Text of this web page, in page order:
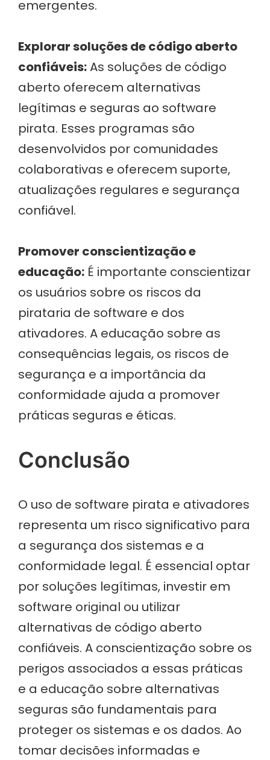
emergentes.
Explorar soluções de código aberto
confiáveis:As soluções de código
aberto oferecem alternativas
legítimas e seguras ao software
pirata. Esses programas são
desenvolvidos por comunidades
colaborativas e oferecem suporte,
atualizações regulares e segurança
confiável.
Promover conscientização e
educação: É importante conscientizar
os usuários sobre os riscos da
pirataria de software e dos
ativadores. A educação sobre as
consequências legais, os riscos de
segurança e a importância da
conformidade ajuda a promover
práticas seguras e éticas.
Conclusão
O uso de software pirata e ativadores
representa um risco significativo para
a segurança dos sistemas e a
conformidade legal. É essencial optar
por soluções legítimas, investir em
software original ou utilizar
alternativas de código aberto
confiáveis. A conscientização sobre os
perigos associados a essas práticas
e a educação sobre alternativas
seguras são fundamentais para
proteger os sistemas e os dados. Ao
tomar decisões informadas e